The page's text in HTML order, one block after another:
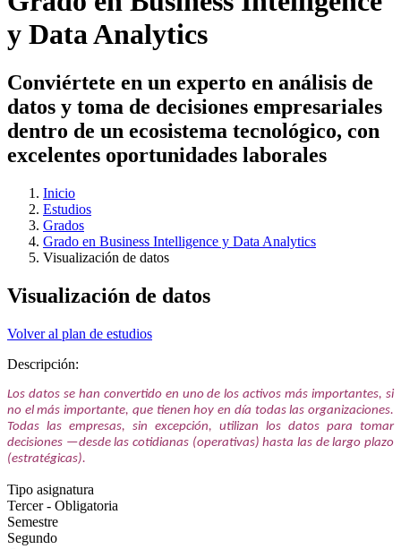
y Data Analytics
Conviértete en un experto en análisis de
datos y toma de decisiones empresariales
dentro de un ecosistema tecnológico, con
excelentes oportunidades laborales
Inicio
Estudios
Grados
Grado en Business Intelligence y Data Analytics
Visualización de datos
Visualización de datos
Volver al plan de estudios
Descripción:
Los datos se han convertido en uno de los activos más importantes, si
no el más importante, que tienen hoy en día todas las organizaciones.
Todas las empresas, sin excepción, utilizan los datos para tomar
decisiones —desde las cotidianas (operativas) hasta las de largo plazo
(estratégicas).
Tipo asignatura
Tercer - Obligatoria
Semestre
Segundo